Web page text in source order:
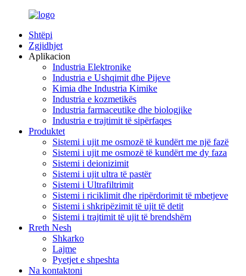
Shtëpi
Zgjidhjet
Aplikacion
Industria Elektronike
Industria e Ushqimit dhe Pijeve
Kimia dhe Industria Kimike
Industria e kozmetikës
Industria farmaceutike dhe biologjike
Industria e trajtimit të sipërfaqes
Produktet
Sistemi i ujit me osmozë të kundërt me një fazë
Sistemi i ujit me osmozë të kundërt me dy faza
Sistemi i deionizimit
Sistemi i ujit ultra të pastër
Sistemi i Ultrafiltrimit
Sistemi i riciklimit dhe ripërdorimit të mbetjeve
Sistemi i shkripëzimit të ujit të detit
Sistemi i trajtimit të ujit të brendshëm
Rreth Nesh
Shkarko
Lajme
Pyetjet e shpeshta
Na kontaktoni